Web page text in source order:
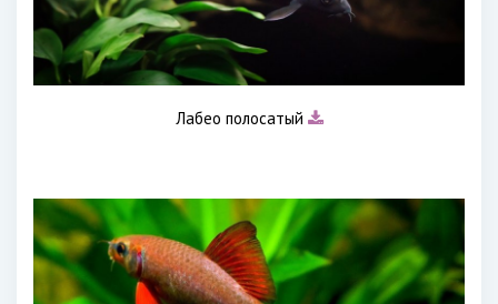
Лабео полосатый